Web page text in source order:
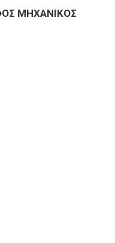
ΜΗΧΑΝΙΚΟΣ